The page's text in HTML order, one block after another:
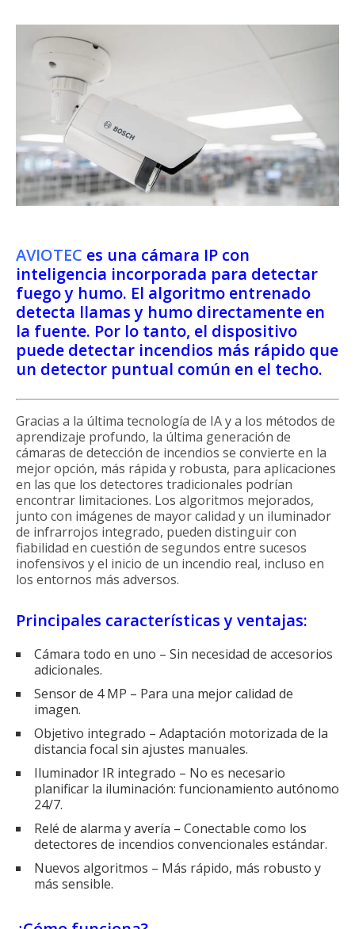
AVIOTEC es una cámara IP con
inteligencia incorporada para detectar
fuego y humo. El algoritmo entrenado
detecta llamas y humo directamente en
la fuente. Por lo tanto, el dispositivo
puede detectar incendios más rápido que
un detector puntual común en el techo.
Gracias a la última tecnología de IA y a los métodos de
aprendizaje profundo, la última generación de
cámaras de detección de incendios se convierte en la
mejor opción, más rápida y robusta, para aplicaciones
en las que los detectores tradicionales podrían
encontrar limitaciones. Los algoritmos mejorados,
junto con imágenes de mayor calidad y un iluminador
de infrarrojos integrado, pueden distinguir con
fiabilidad en cuestión de segundos entre sucesos
inofensivos y el inicio de un incendio real, incluso en
los entornos más adversos.
Principales características y ventajas:
Cámara todo en uno – Sin necesidad de accesorios
adicionales.
Sensor de 4 MP – Para una mejor calidad de
imagen.
Objetivo integrado – Adaptación motorizada de la
distancia focal sin ajustes manuales.
Iluminador IR integrado – No es necesario
planificar la iluminación: funcionamiento autónomo
24/7.
Relé de alarma y avería – Conectable como los
detectores de incendios convencionales estándar.
Nuevos algoritmos – Más rápido, más robusto y
más sensible.